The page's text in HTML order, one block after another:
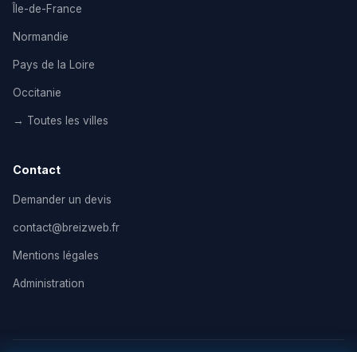
Île-de-France
Normandie
Pays de la Loire
Occitanie
→ Toutes les villes
Contact
Demander un devis
contact@breizweb.fr
Mentions légales
Administration